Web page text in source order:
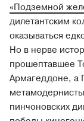
«Подземной
дилетантским
оказываться
Но в нерве
прошептавшее
Армагеддоне, а
пинчоновских